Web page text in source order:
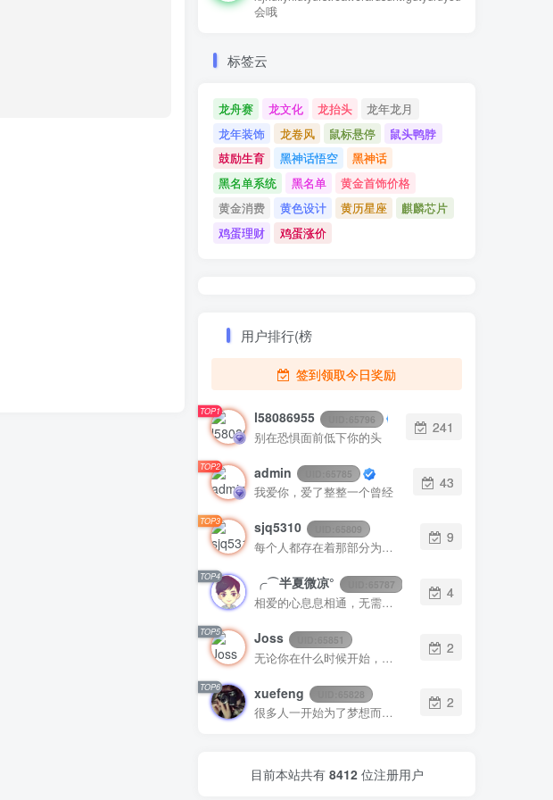
会哦
标签云
龙舟赛 龙文化 龙抬头
龙年龙月
龙年装饰
龙卷风 鼠标悬停
鼠头鸭脖
鼓励生育
黑神话悟空
黑神话
黑名单系统
黑名单
黄金首饰价格
黄金消费
黄色设计 黄历星座
麒麟芯片
鸡蛋理财
鸡蛋涨价
用户排行(榜
签到领取今日奖励
TOP1 l58086955 65796
别在恐惧面前低下你的头
241
TOP2 admin 65785
我爱你，爱了整整一个曾经
43
TOP3 sjq5310 65809
每个人都存在着那部分为别人而活的自己
9
TOP4 ╭⌒半夏微凉° 65787
相爱的心息息相通，无需用言语倾诉
4
TOP5 Joss 65851
无论你在什么时候开始，重要的是开始之后就不要停止
2
TOP6 xuefeng 65828
很多人一开始为了梦想而忙，后来忙得忘了梦想
2
目前本站共有 8412位注册用户